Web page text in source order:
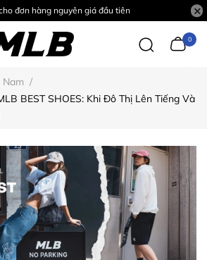
đơn hàng nguyên giá đầu tiên
0
/
BEST SHOES: Khi Đô Thị Lên Tiếng Và